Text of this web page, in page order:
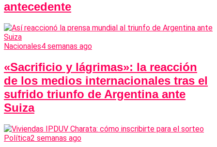
antecedente
Nacionales4 semanas ago
«Sacrificio y lágrimas»: la reacción
de los medios internacionales tras el
sufrido triunfo de Argentina ante
Suiza
Política2 semanas ago